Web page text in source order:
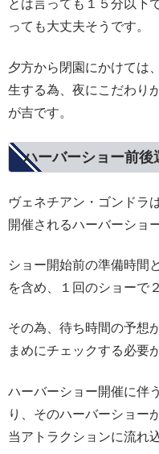
とは言っても１５分以下
っても大丈夫そうです。
夕方から閉園にかけては
生する為、夜にこだわり
が吉です。
ハーバーショー前後
ヴェネチアン・ゴンドラ
開催されるハーバーショ
ショー開始前の準備時間
を含め、１回のショーで
その為、待ち時間の予想
まめにチェックする必要
ハーバーショー開催に伴
り、そのハーバーショー
当アトラクションに流れ